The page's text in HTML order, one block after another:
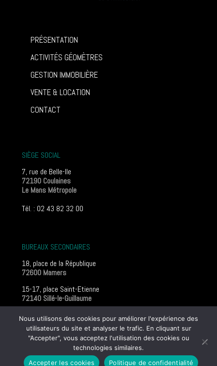
PRÉSENTATION
ACTIVITÉS GÉOMÈTRES
GESTION IMMOBILIÈRE
VENTE & LOCATION
CONTACT
SIÈGE SOCIAL
7, rue de Belle-Ile
72190 Coulaines
Le Mans Métropole
Tél. : 02 43 82 32 00
BUREAUX SECONDAIRES
18, place de la République
72600 Mamers
15-17, place Saint-Etienne
72140 Sillé-le-Guillaume
Mentions légales
© 2016 Guillerminet Géomètres | Mentions légales
de confi­den­tia­lité
Nous utilisons des cookies pour améliorer l'expérience des
utilisateurs du site et analyser le trafic. En cliquant sur
"Accepter", vous acceptez l'utilisation des cookies ou
technologies similaires.
Accepter les cookies
Politique de confidentialité